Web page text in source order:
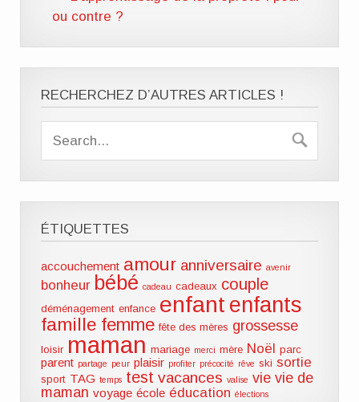
ou contre ?
RECHERCHEZ D’AUTRES ARTICLES !
ÉTIQUETTES
accouchement amour anniversaire avenir
bonheur bébé cadeau cadeaux couple
déménagement enfance enfant enfants
famille femme fête des mères grossesse
loisir maman mariage merci mère Noël parc
parent partage peur plaisir profiter précocité rêve ski sortie
sport TAG temps test vacances valise vie vie de
maman voyage école éducation élections